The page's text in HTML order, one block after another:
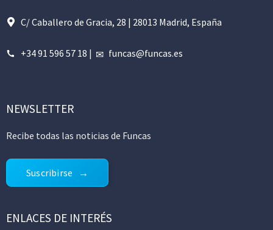
C/ Caballero de Gracia, 28 | 28013 Madrid, España
+34 91 596 57 18 | funcas@funcas.es
NEWSLETTER
Recibe todas las noticias de Funcas
Suscribirse
ENLACES DE INTERÉS